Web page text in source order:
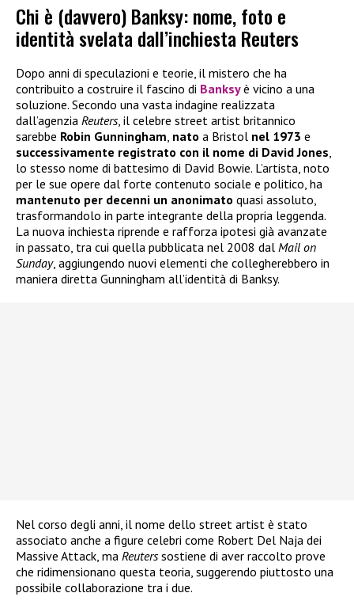
Chi è (davvero) Banksy: nome, foto e
identità svelata dall’inchiesta Reuters
Dopo anni di speculazioni e teorie, il mistero che ha
contribuito a costruire il fascino di Banksyè vicino a una
soluzione. Secondo una vasta indagine realizzata
dall’agenzia Reuters, il celebre street artist britannico
sarebbe Robin Gunningham nato a Bristol nel 1973 e
successivamente registrato con il nome di David Jones
lo stesso nome di battesimo di David Bowie. L’artista, noto
per le sue opere dal forte contenuto sociale e politico, ha
mantenuto per decenni un anonimato quasi assoluto,
trasformandolo in parte integrante della propria leggenda.
La nuova inchiesta riprende e rafforza ipotesi già avanzate
in passato, tra cui quella pubblicata nel 2008 dal Mail on
Sunday, aggiungendo nuovi elementi che collegherebbero in
maniera diretta Gunningham all’identità di Banksy.
Nel corso degli anni, il nome dello street artist è stato
associato anche a figure celebri come Robert Del Naja dei
Massive Attack, ma Reuterssostiene di aver raccolto prove
che ridimensionano questa teoria, suggerendo piuttosto una
possibile collaborazione tra i due.